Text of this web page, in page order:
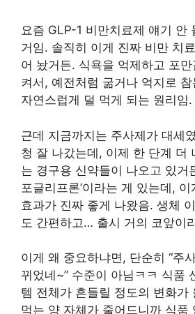
요즘 GLP-1 비만치료제 얘기 안
거임. 솔직히 이게 진짜 비만 치
어 놨거든. 식욕을 억제하고 포
켜서, 예전처럼 굶거나 억지로
자연스럽게 덜 먹게 되는 원리임.
근데 지금까지는 주사제가 대세
청 잘 나갔는데, 이제 한 단계 더
는 경구용 신약들이 나오고 있거
포글리프론’이라는 게 있는데,
효과가 진짜 좋게 나왔음. 생체
도 간편하고… 출시 거의 코앞이
이게 왜 중요하냐면, 단순히 “주
뀌었네~” 수준이 아님ㅋㅋ 식품
템 전체가 흔들릴 정도의 변화가
먹는 양 자체가 줄어드니까 식품